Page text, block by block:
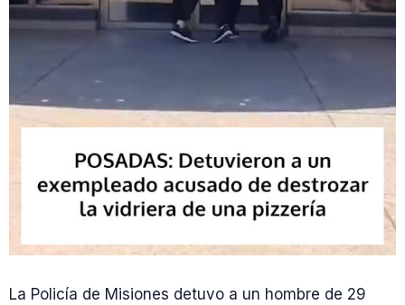
La Policía de Misiones detuvo a un hombre de 29